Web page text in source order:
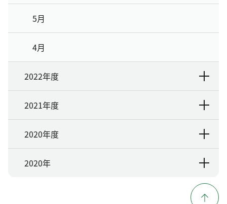
5月
4月
2022年度
2021年度
2020年度
2020年